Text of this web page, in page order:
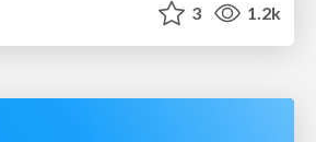
3 1.2k